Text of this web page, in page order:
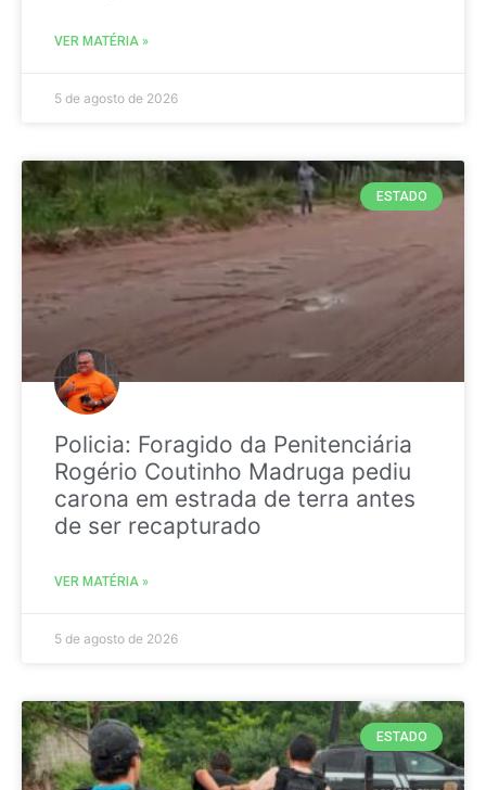
VER MATÉRIA »
5 de agosto de 2026
ESTADO
Policia: Foragido da Penitenciária
Rogério Coutinho Madruga pediu
carona em estrada de terra antes
de ser recapturado
VER MATÉRIA »
5 de agosto de 2026
ESTADO